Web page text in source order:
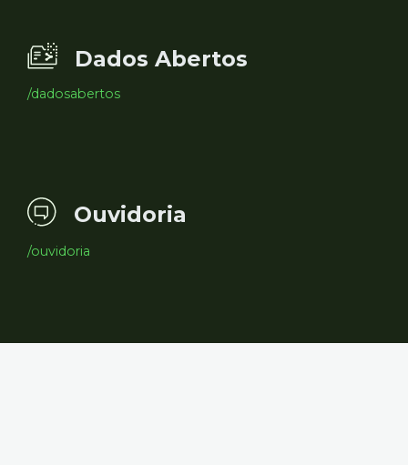
Dados Abertos
/dadosabertos
Ouvidoria
/ouvidoria